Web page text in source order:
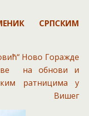
СРПСКИМ
Ново Горажде
на обнови и
ратницима у
Вишег